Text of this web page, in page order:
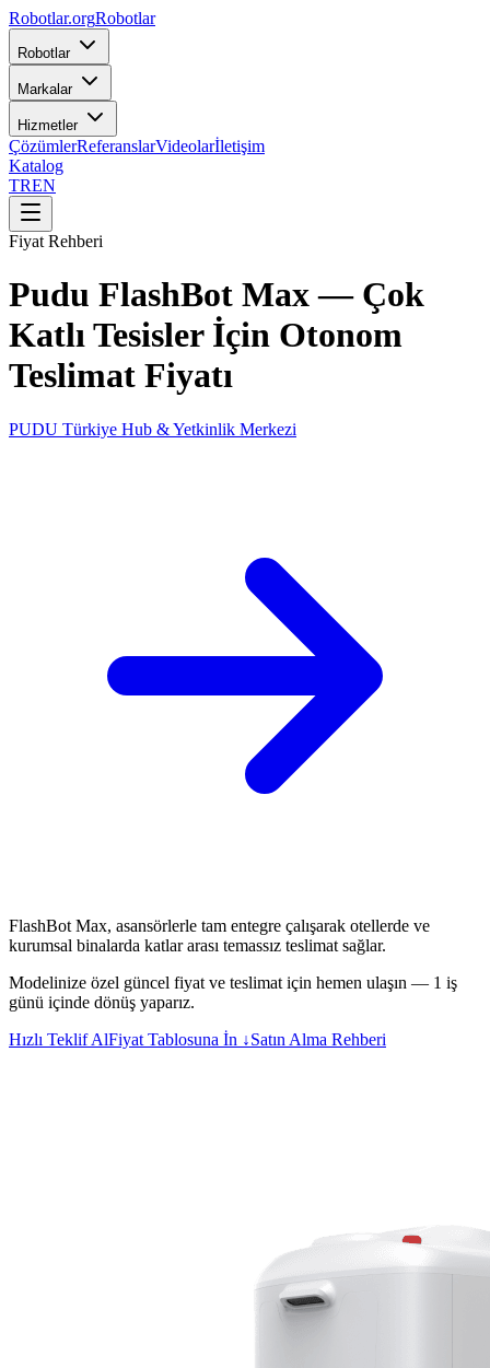
Robotlar.orgRobotlar
Robotlar
Markalar
Hizmetler
ÇözümlerReferanslarVideolarİletişim
Katalog
TREN
Fiyat Rehberi
Pudu FlashBot Max — Çok
Katlı Tesisler İçin Otonom
Teslimat Fiyatı
PUDU Türkiye Hub & Yetkinlik Merkezi
FlashBot Max, asansörlerle tam entegre çalışarak otellerde ve
kurumsal binalarda katlar arası temassız teslimat sağlar.
Modelinize özel güncel fiyat ve teslimat için hemen ulaşın — 1 iş
günü içinde dönüş yaparız.
Hızlı Teklif AlFiyat Tablosuna İn ↓Satın Alma Rehberi